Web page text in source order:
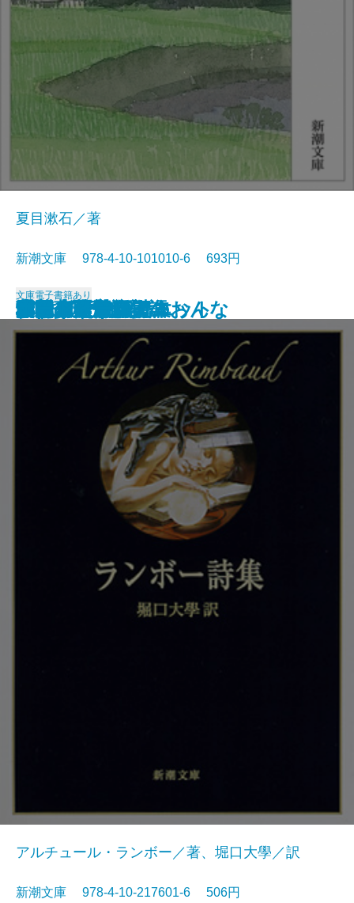
浮雲
卍(まんじ)
デミアン
車輪の下
道草
十五少年漂流記
小川未明童話集
ロミオとジュリエット
蓼喰う虫
虞美人草
夏目漱石／著
新潮文庫 978-4-10-101010-6 693円
文庫電子書籍あり
ランボー詩集
アルチュール・ランボー／著、堀口大學／訳
新潮文庫 978-4-10-217601-6 506円
愛する人達
津軽
猫と庄造と二人のおんな
田園の憂鬱
吉野葛・盲目物語
オセロー
ガリヴァ旅行記
ふらんす物語
ボードレール詩集